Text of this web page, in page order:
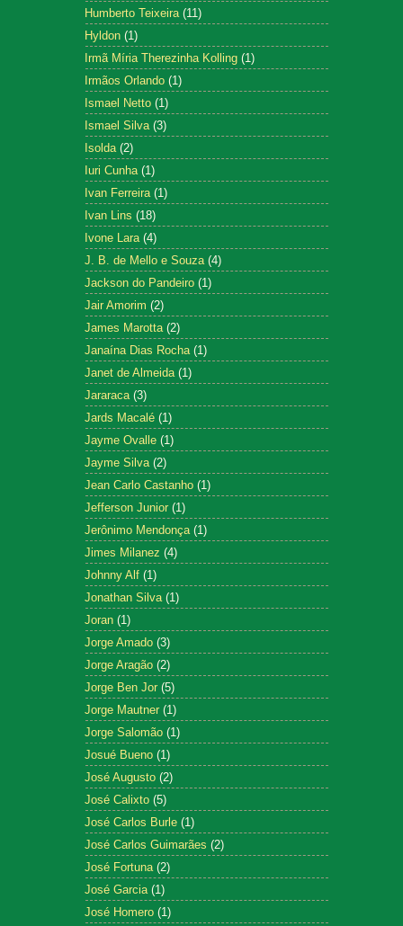
Humberto Teixeira (11)
Hyldon (1)
Irmã Míria Therezinha Kolling (1)
Irmãos Orlando (1)
Ismael Netto (1)
Ismael Silva (3)
Isolda (2)
Iuri Cunha (1)
Ivan Ferreira (1)
Ivan Lins (18)
Ivone Lara (4)
J. B. de Mello e Souza (4)
Jackson do Pandeiro (1)
Jair Amorim (2)
James Marotta (2)
Janaína Dias Rocha (1)
Janet de Almeida (1)
Jararaca (3)
Jards Macalé (1)
Jayme Ovalle (1)
Jayme Silva (2)
Jean Carlo Castanho (1)
Jefferson Junior (1)
Jerônimo Mendonça (1)
Jimes Milanez (4)
Johnny Alf (1)
Jonathan Silva (1)
Joran (1)
Jorge Amado (3)
Jorge Aragão (2)
Jorge Ben Jor (5)
Jorge Mautner (1)
Jorge Salomão (1)
Josué Bueno (1)
José Augusto (2)
José Calixto (5)
José Carlos Burle (1)
José Carlos Guimarães (2)
José Fortuna (2)
José Garcia (1)
José Homero (1)